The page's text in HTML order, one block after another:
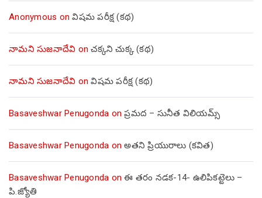
Anonymous onవిషమ పరీక్ష (క‌థ‌)
నామని సుజనాదేవి onచక్కని చుక్క (కథ)
నామని సుజనాదేవి onవిషమ పరీక్ష (క‌థ‌)
Basaveshwar Penugonda onప్రమద – సునీత విలియమ్స్
Basaveshwar Penugonda onఅతని ప్రియురాలు (కవిత)
Basaveshwar Penugonda onఈ తరం నడక-14- ఉలిపికట్టెలు –
పి.జ్యోతి